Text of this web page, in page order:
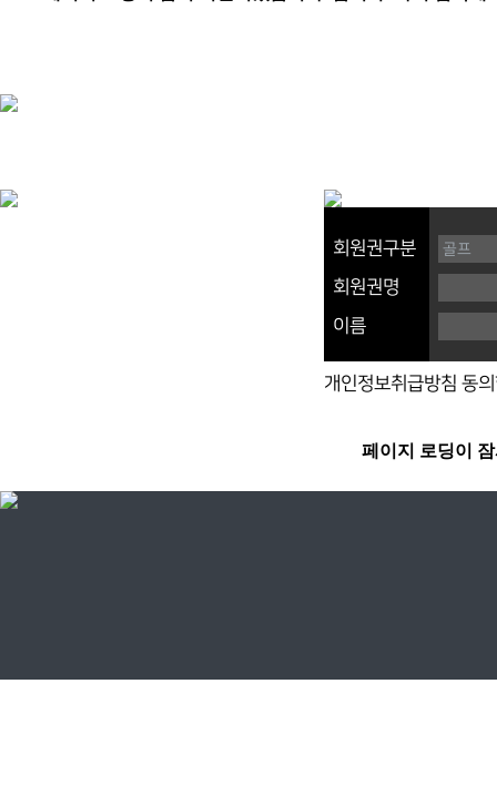
회원권구분
회원권명
이름
개인정보취급방침 동